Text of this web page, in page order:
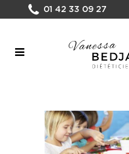
01 42 33 09 27